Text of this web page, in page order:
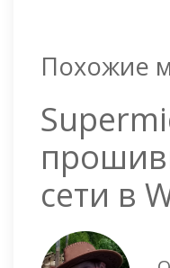
Похожие
сети в